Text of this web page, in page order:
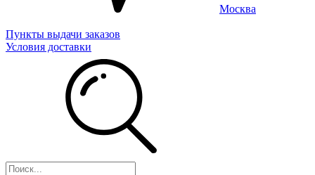
Москва
Пункты выдачи заказов
Условия доставки